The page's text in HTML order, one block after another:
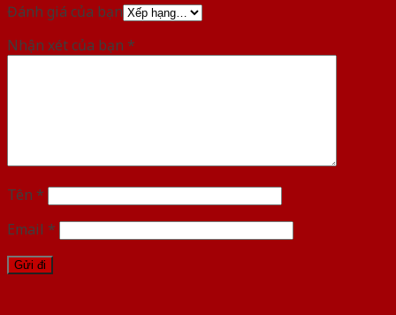
Đánh giá của bạn
Nhận xét của bạn *
Tên *
Email *